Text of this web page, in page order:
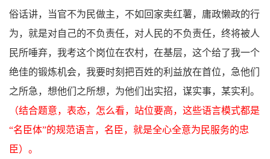
俗话讲，当官不为民做主，不如回家卖红薯，庸政懒政的行
为，就是对自己的不负责任，对人民的不负责任，终将被人
民所唾弃，我考这个岗位在农村，在基层，这个给了我一个
绝佳的锻炼机会，我要时刻把百姓的利益放在首位，急他们
之所急，想他们之所想，为他们出实招，谋实事，某实利。
（结合题意，表态，怎么看，站位要高， 这些语言模式都是
“名臣体”的规范语言，名臣，就是全心全意为民服务的忠
臣）。